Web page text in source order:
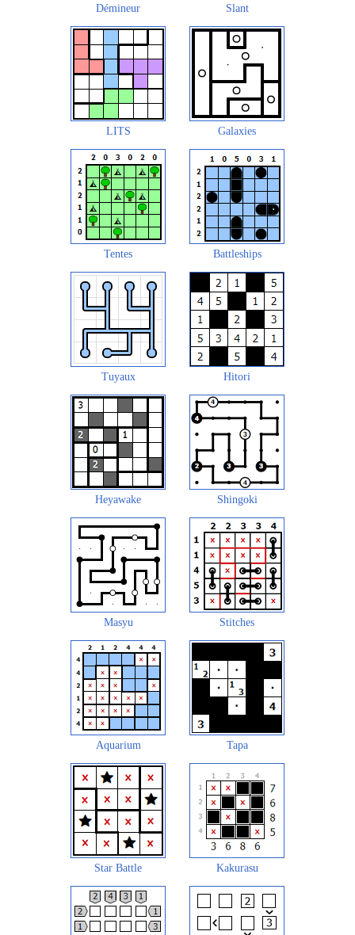
Démineur Slant
LITS Galaxies
Tentes Battleships
Tuyaux Hitori
Heyawake Shingoki
Masyu Stitches
Aquarium Tapa
Star Battle Kakurasu